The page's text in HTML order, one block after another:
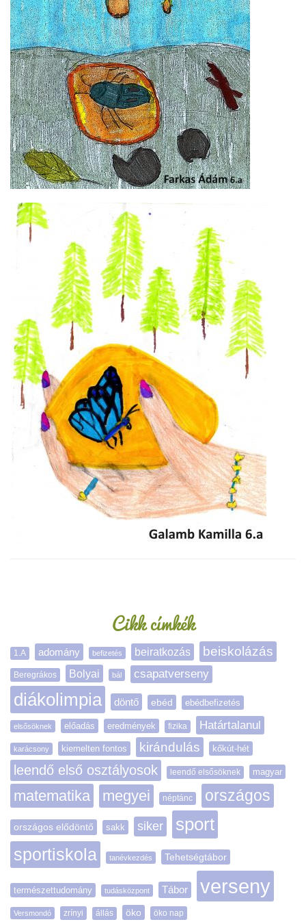
Cikk címkék
1.A adomány befizetés beiratkozás beiskolázás
Beregrákos Bolyai bál csapatverseny
diákolimpia döntő ebéd ebédbefizetés
elsősöknek előadás eredmények fizika Határtalanul
karácsony kiemelten fontos kirándulás kőkút-hét
leendő első osztályosok leendő elsősöknek magyar
matematika megyei néptánc országos
országos elődöntő sakk siker sport
sportiskola tanévkezdés Tehetségtábor
természettudomány tudásközpont Tábor verseny
Versmondó zrínyi állás öko öko nap